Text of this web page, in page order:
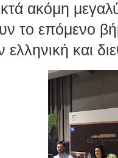
ακόμη
το επόμενο
ελληνική και